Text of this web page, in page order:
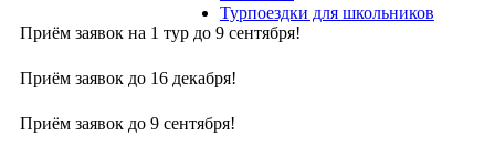
Турпоездки для школьников
Приём заявок на 1 тур до 9 сентября!
Приём заявок до 16 декабря!
Приём заявок до 9 сентября!